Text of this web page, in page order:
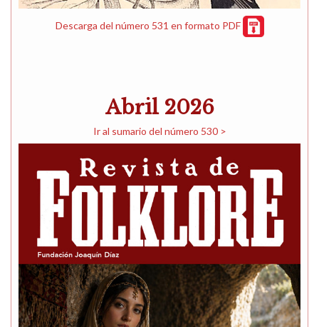
Descarga del número 531 en formato PDF
Abril 2026
Ir al sumario del número 530 >